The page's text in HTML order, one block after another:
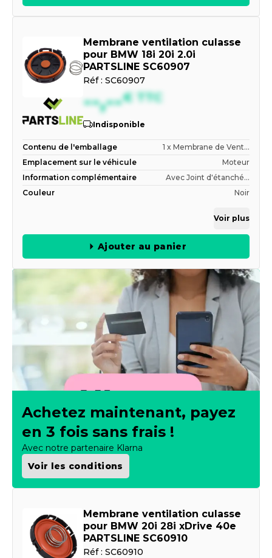
Membrane ventilation culasse
pour BMW 18i 20i 2.0i
PARTSLINE SC60907
Réf : SC60907
--,--€ TTC
Indisponible
Contenu de l'emballage
1 x Membrane de Vent...
Emplacement sur le véhicule
Moteur
Information complémentaire
Avec Joint d'étanché...
Couleur
Noir
Voir plus
Ajouter au panier
Achetez maintenant, payez
en 3 fois sans frais !
Avec notre partenaire Klarna
Voir les conditions
Membrane ventilation culasse
pour BMW 20i 28i xDrive 40e
PARTSLINE SC60910
Réf : SC60910